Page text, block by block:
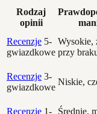
Rodzaj
opinii
Recenzje 5-
gwiazdkowe
Wysokie,
przy
Recenzje 3-
gwiazdkowe
Niskie,
Recenzje 1-
Średnie,